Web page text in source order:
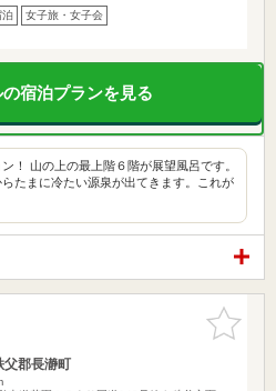
泊 女子旅・女子会
宿泊プランを見る
！ 山の上の最上階６階が展望風呂です。
たまに冷たい源泉が出てきます。これが
お気に入
りに追加
父郡長瀞町